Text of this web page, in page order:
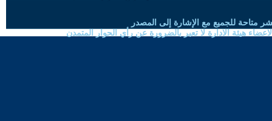
متاحة للجميع مع الإشارة إلى المصدر
هيئة الادارة لا تعبر بالضرورة عن رأي الحوار المتمدن